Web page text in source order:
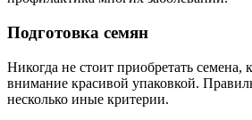
Подготовка семян
Никогда не стоит приобретать семена,
внимание красивой упаковкой.
несколько иные критерии.